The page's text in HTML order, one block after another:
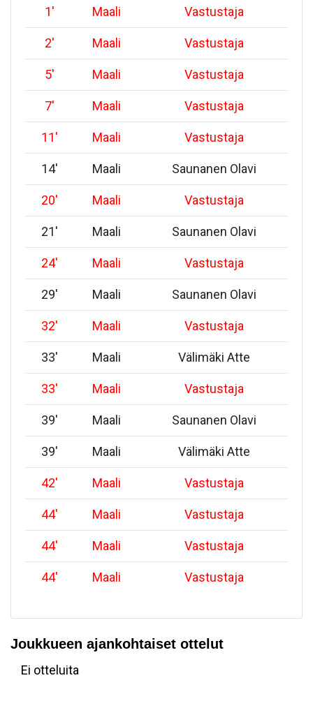
1' Maali Vastustaja
2' Maali Vastustaja
5' Maali Vastustaja
7' Maali Vastustaja
11' Maali Vastustaja
14' Maali Saunanen Olavi
20' Maali Vastustaja
21' Maali Saunanen Olavi
24' Maali Vastustaja
29' Maali Saunanen Olavi
32' Maali Vastustaja
33' Maali Välimäki Atte
33' Maali Vastustaja
39' Maali Saunanen Olavi
39' Maali Välimäki Atte
42' Maali Vastustaja
44' Maali Vastustaja
44' Maali Vastustaja
44' Maali Vastustaja
Joukkueen ajankohtaiset ottelut
Ei otteluita